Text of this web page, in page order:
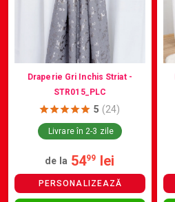
Draperie Gri Inchis Striat -
STR015_PLC
5 (24)
Livrare în 2-3 zile
de la 5499 lei
PERSONALIZEAZĂ